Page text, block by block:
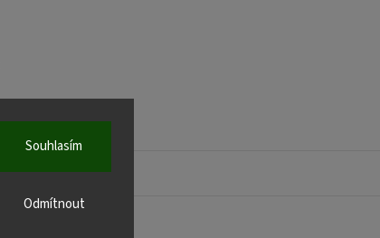
Odmítnout
Souhlasím